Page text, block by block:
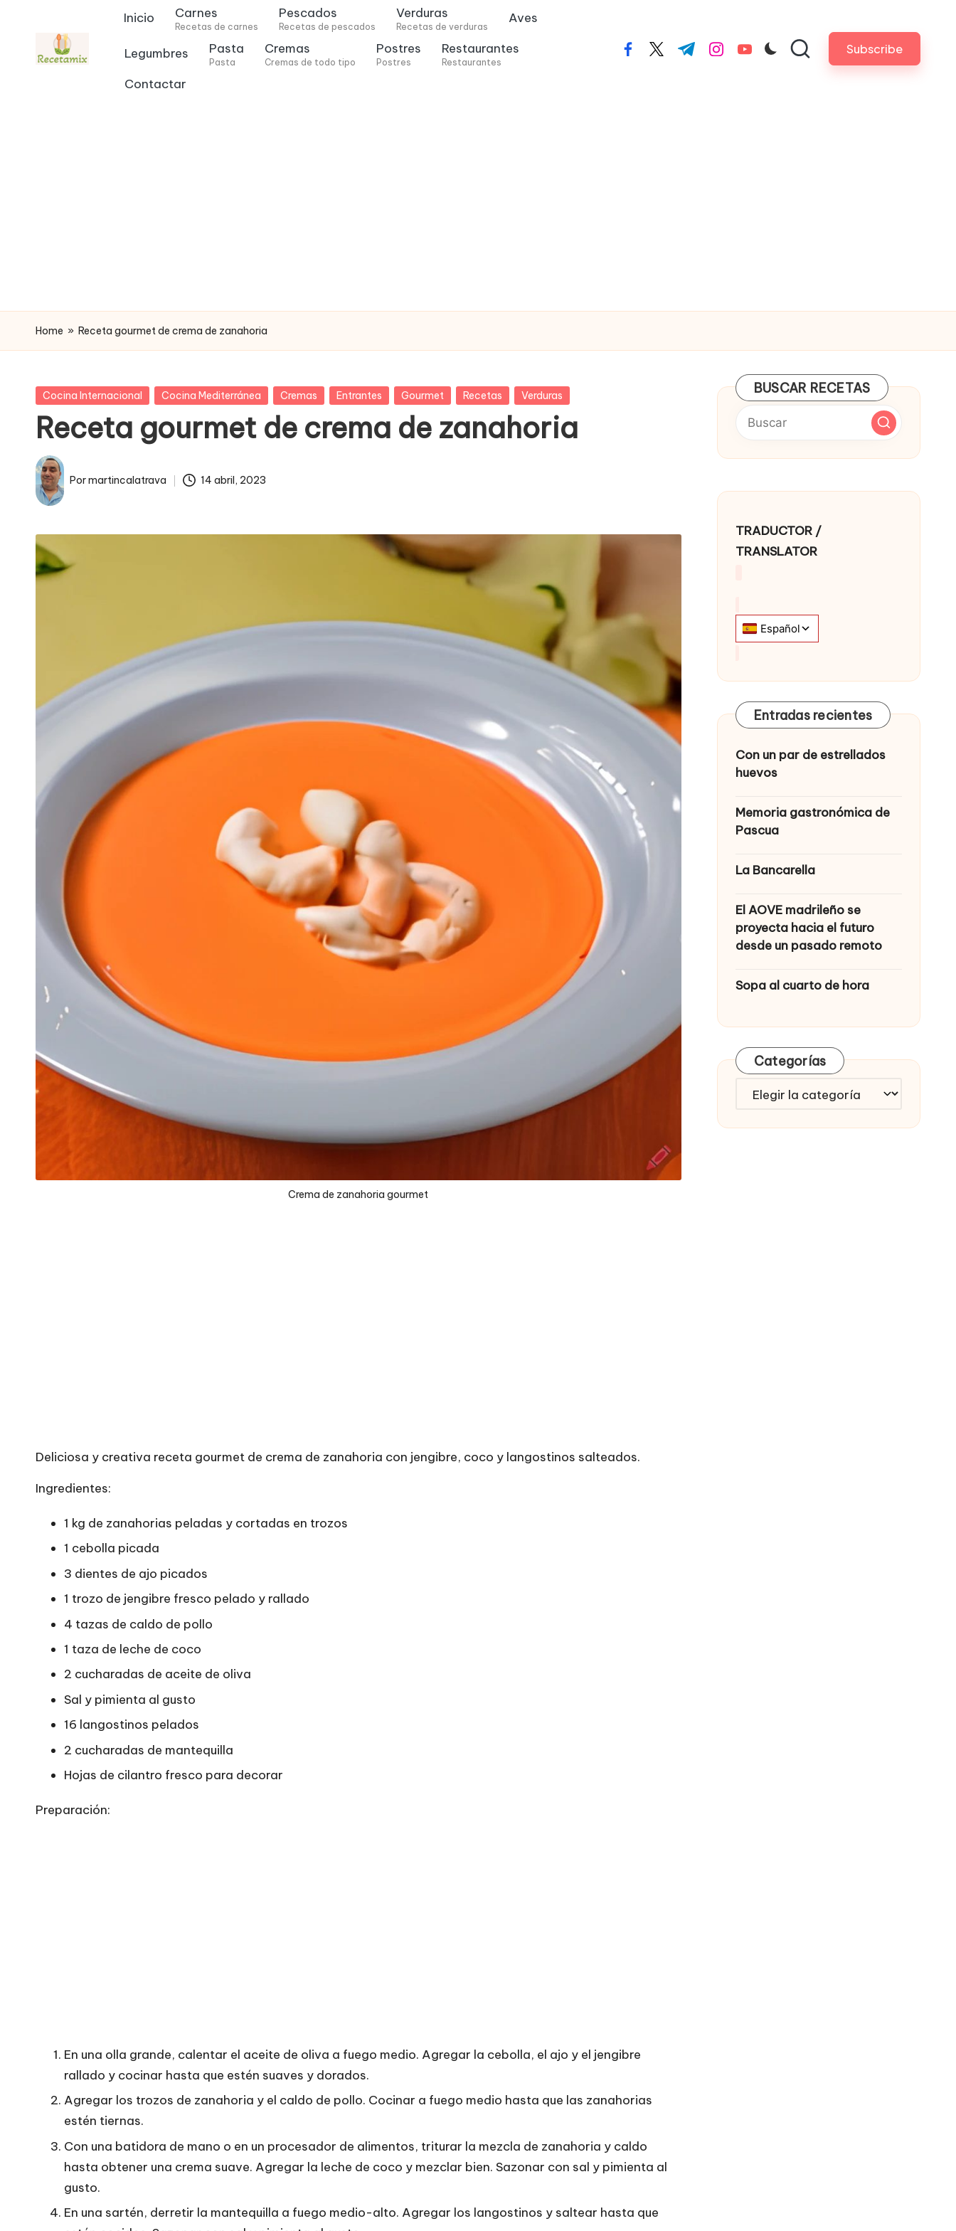
Inicio Carnes
Recetas de carnes
Pescados
Recetas de pescados
Verduras
Recetas de verduras
Aves
Legumbres Pasta
Pasta
Cremas
Cremas de todo tipo
Postres
Postres
Restaurantes
Restaurantes
Contactar
facebook.com
twitter.com
t.me instagram.com
youtube.com Subscribe
Home » Receta gourmet de crema de zanahoria
Publicada
Cocina Internacional Cocina Mediterránea Cremas Entrantes Gourmet Recetas Verduras
Receta gourmet de crema de zanahoria
Publicado
por
Pormartincalatrava 14 abril, 2023
Crema de zanahoria gourmet
Deliciosa y creativa receta gourmet de crema de zanahoria con jengibre, coco y langostinos salteados.
Ingredientes:
1 kg de zanahorias peladas y cortadas en trozos
1 cebolla picada
3 dientes de ajo picados
1 trozo de jengibre fresco pelado y rallado
4 tazas de caldo de pollo
1 taza de leche de coco
2 cucharadas de aceite de oliva
Sal y pimienta al gusto
16 langostinos pelados
2 cucharadas de mantequilla
Hojas de cilantro fresco para decorar
Preparación:
En una olla grande, calentar el aceite de oliva a fuego medio. Agregar la cebolla, el ajo y el jengibre
rallado y cocinar hasta que estén suaves y dorados.
Agregar los trozos de zanahoria y el caldo de pollo. Cocinar a fuego medio hasta que las zanahorias
estén tiernas.
Con una batidora de mano o en un procesador de alimentos, triturar la mezcla de zanahoria y caldo
hasta obtener una crema suave. Agregar la leche de coco y mezclar bien. Sazonar con sal y pimienta al
gusto.
En una sartén, derretir la mantequilla a fuego medio-alto. Agregar los langostinos y saltear hasta que
BUSCAR RECETAS
TRADUCTOR /
TRANSLATOR
Entradas recientes
Con un par de estrellados
huevos
Memoria gastronómica de
Pascua
La Bancarella
El AOVE madrileño se
proyecta hacia el futuro
desde un pasado remoto
Sopa al cuarto de hora
Categorías
Categorías